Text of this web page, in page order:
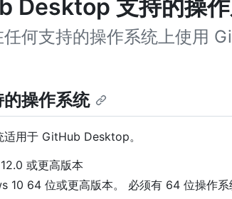
Desktop 支持的操
何支持的操作系统上使用
操作系统
适用于 GitHub Desktop。
或更高版本
10 64 位或更高版本。 必须有 64 位操作